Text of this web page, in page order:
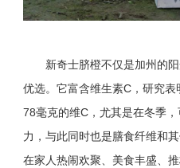
新奇士脐橙不仅是加州的
优选。它富含维生素C，研究
78毫克的维C，尤其是在冬季
力，与此同时也是膳食纤维和
在家人热闹欢聚、美食丰盛、